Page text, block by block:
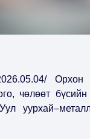
Орхон
чөлөөт